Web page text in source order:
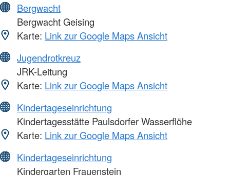
Bergwacht
Bergwacht Geising
Karte: Link zur Google Maps Ansicht
Jugendrotkreuz
JRK-Leitung
Karte: Link zur Google Maps Ansicht
Kindertageseinrichtung
Kindertagesstätte Paulsdorfer Wasserflöhe
Karte: Link zur Google Maps Ansicht
Kindertageseinrichtung
Kindergarten Frauenstein